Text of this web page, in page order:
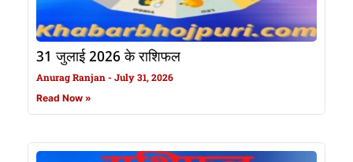
31 जुलाई 2026 के राशिफल
Anurag Ranjan July 31, 2026
Read Now »